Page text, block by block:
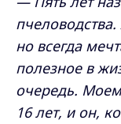
но всегда
полезное в
очередь.
16 лет, и он,